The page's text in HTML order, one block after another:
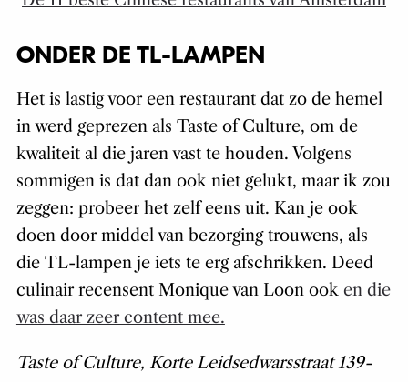
ONDER DE TL-LAMPEN
Het is lastig voor een restaurant dat zo de hemel
in werd geprezen als Taste of Culture, om de
kwaliteit al die jaren vast te houden. Volgens
sommigen is dat dan ook niet gelukt, maar ik zou
zeggen: probeer het zelf eens uit. Kan je ook
doen door middel van bezorging trouwens, als
die TL-lampen je iets te erg afschrikken. Deed
culinair recensent Monique van Loon ook en die
was daar zeer content mee.
Taste of Culture, Korte Leidsedwarsstraat 139-